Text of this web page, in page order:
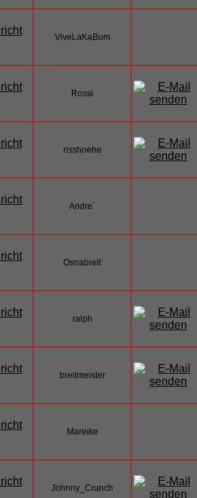
ViveLaKaBum
Rossi
risshoehe
Andre´
Osnabreit
ralph
breitmeister
Mareike
Johnny_Crunch